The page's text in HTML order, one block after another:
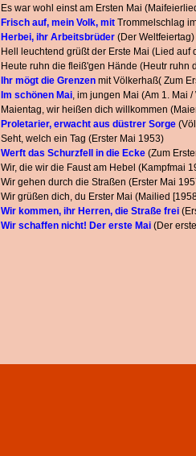
Es war wohl einst am Ersten Mai
Frisch auf, mein Volk, mit Trommelschlag
Herbei, ihr Arbeitsbrüder (Der Weltfeiertag)
Hell leuchtend grüßt der Erste Mai (Lied auf
Heute ruhn die fleiß'gen Hände (Heutr ruhn
Ihr mögt die Grenzen mit Völkerhaß( Zum
Im schönen Mai, im jungen Mai (Am 1. Mai
Maientag, wir heißen dich willkommen
Proletarier, erwacht aus düstrer Sorge
Seht, welch ein Tag (Erster Mai 1953)
Werft das Schurzfell in die Ecke (Zum
Wir, die wir die Faust am Hebel (Kampfmai
Wir gehen durch die Straßen (Erster Mai
Wir grüßen dich, du Erster Mai (Mailied
Wir kommen, ihr Herren, die Straße frei
Wir schaffen nicht! Der erste Mai (Der